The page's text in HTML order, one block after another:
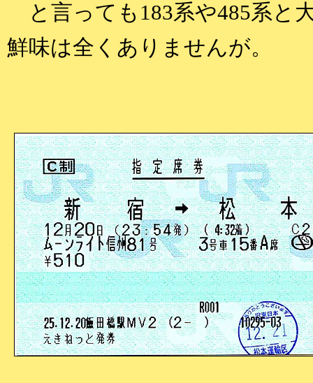
と言っても183系や485系と
鮮味は全くありませんが。